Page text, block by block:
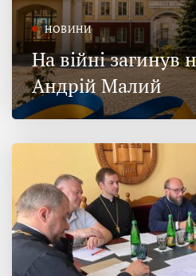
НОВИНИ
На війні
Андрій Малий